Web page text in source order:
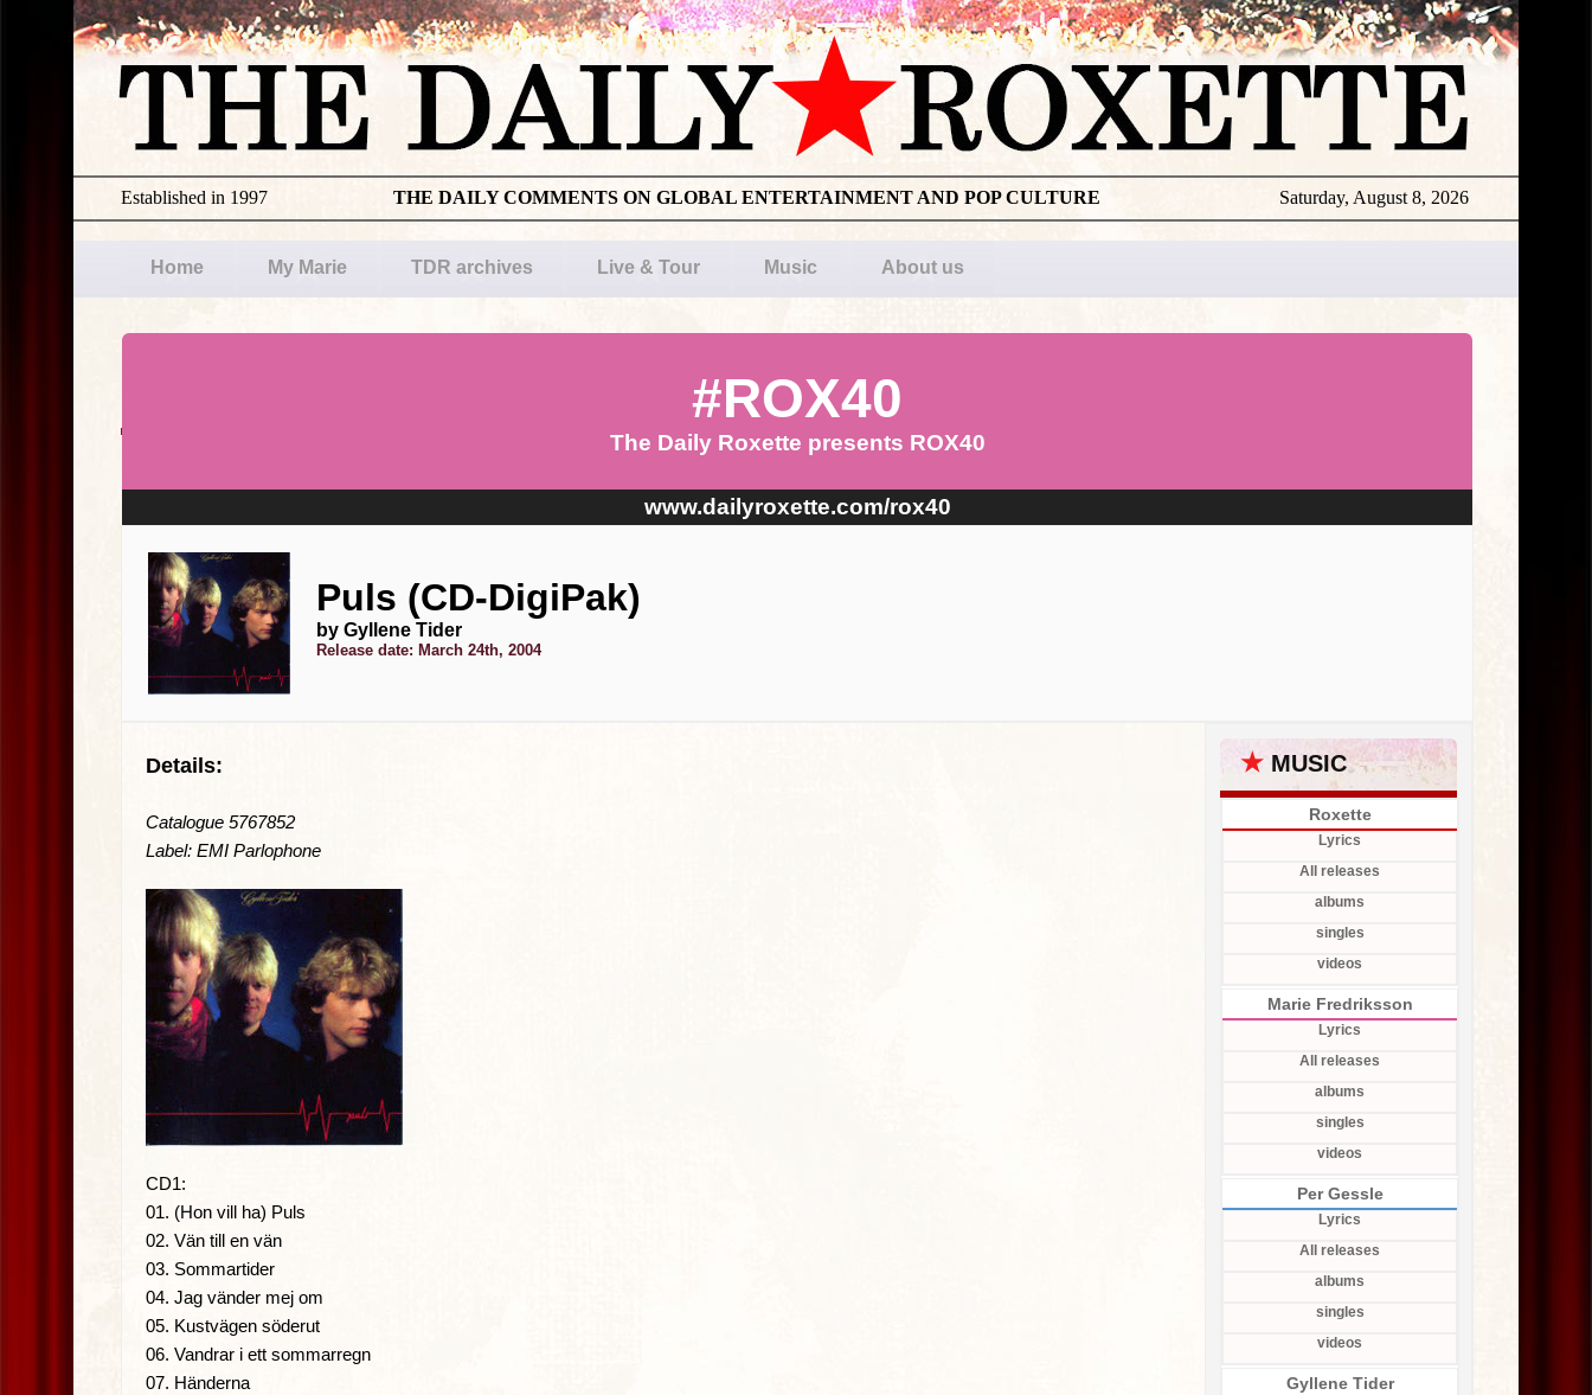
Saturday, August 8, 2026
THE DAILY COMMENTS ON GLOBAL ENTERTAINMENT AND POP CULTURE
Established in 1997
Home My Marie TDR archives Live & Tour Music About us
#ROX40
The Daily Roxette presents ROX40
www.dailyroxette.com/rox40
Puls (CD-DigiPak)
by Gyllene Tider
Release date: March 24th, 2004
Details:
Catalogue 5767852
Label: EMI Parlophone
CD1:
01. (Hon vill ha) Puls
02. Vän till en vän
03. Sommartider
04. Jag vänder mej om
05. Kustvägen söderut
06. Vandrar i ett sommarregn
07. Händerna
★ MUSIC
Roxette
Lyrics
All releases
albums
singles
videos
Marie Fredriksson
Lyrics
All releases
albums
singles
videos
Per Gessle
Lyrics
All releases
albums
singles
videos
Gyllene Tider